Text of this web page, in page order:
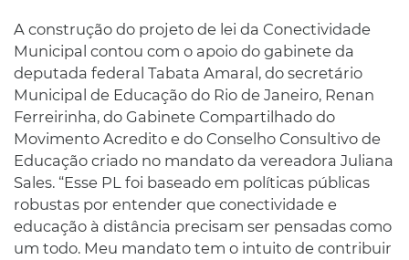
A construção do projeto de lei da Conectividade
Municipal contou com o apoio do gabinete da
deputada federal Tabata Amaral, do secretário
Municipal de Educação do Rio de Janeiro, Renan
Ferreirinha, do Gabinete Compartilhado do
Movimento Acredito e do Conselho Consultivo de
Educação criado no mandato da vereadora Juliana
Sales. “Esse PL foi baseado em políticas públicas
robustas por entender que conectividade e
educação à distância precisam ser pensadas como
um todo. Meu mandato tem o intuito de contribuir